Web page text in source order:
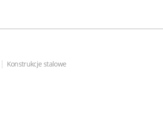
| Konstrukcje stalowe